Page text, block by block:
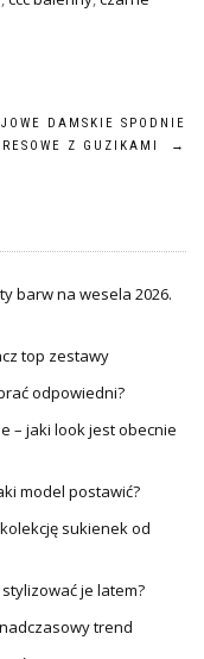
DAMSKIE SPODNIE
Z GUZIKAMI
→
barw na wesela 2026.
top zestawy
odpowiedni?
– jaki look jest obecnie
model postawić?
sukienek od
je latem?
trend